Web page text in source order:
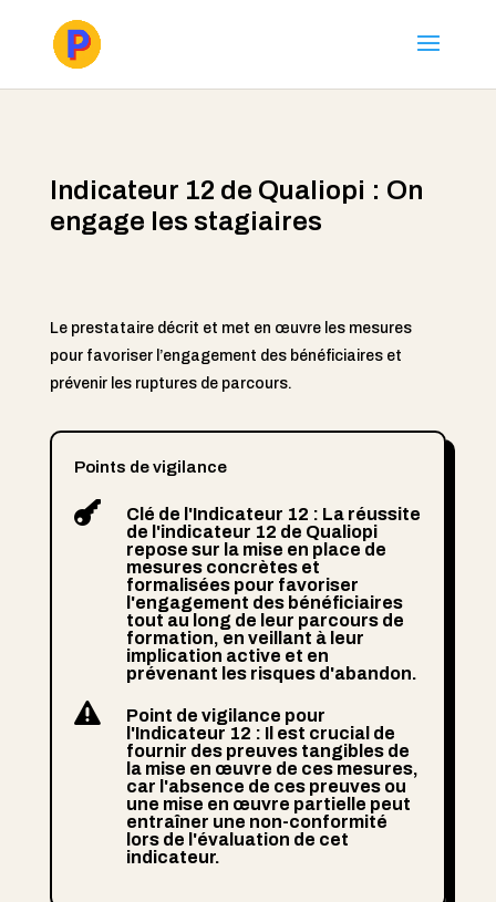
Indicateur 12 de Qualiopi : On
engage les stagiaires
Le prestataire décrit et met en œuvre les mesures
pour favoriser l’engagement des bénéficiaires et
prévenir les ruptures de parcours.
Points de vigilance

Clé de l'Indicateur 12 : La réussite
de l'indicateur 12 de Qualiopi
repose sur la mise en place de
mesures concrètes et
formalisées pour favoriser
l'engagement des bénéficiaires
tout au long de leur parcours de
formation, en veillant à leur
implication active et en
prévenant les risques d'abandon.

Point de vigilance pour
l'Indicateur 12 : Il est crucial de
fournir des preuves tangibles de
la mise en œuvre de ces mesures,
car l'absence de ces preuves ou
une mise en œuvre partielle peut
entraîner une non-conformité
lors de l'évaluation de cet
indicateur.